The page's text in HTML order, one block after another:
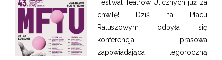
Festiwal Teatrów Ulicznych już za
chwilę! Dziś na Placu
Ratuszowym odbyła się
konferencja prasowa
zapowiadająca tegoroczną